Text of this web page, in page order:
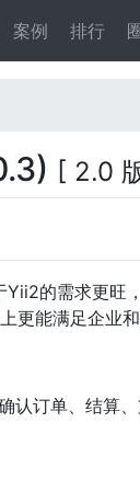
案例 排行
[ 2.0
的需求更旺
能满足企业和
认订单、结算